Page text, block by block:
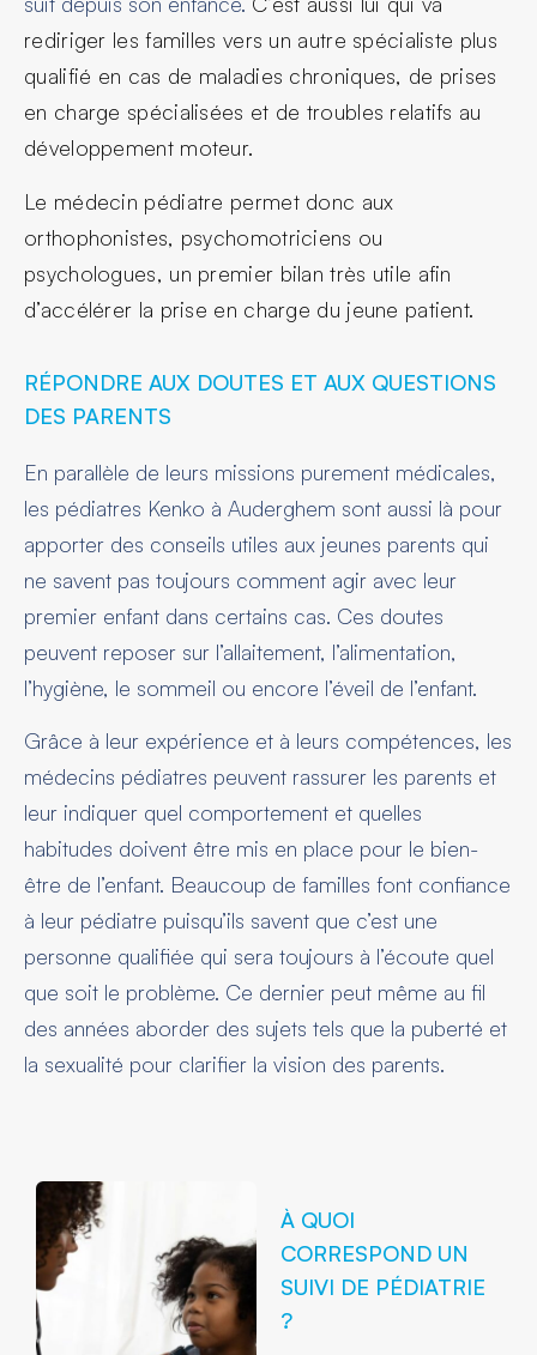
rediriger les familles vers un autre spécialiste plus
qualifié en cas de maladies chroniques, de prises
en charge spécialisées et de troubles relatifs au
développement moteur.
Le médecin pédiatre permet donc aux
orthophonistes, psychomotriciens ou
psychologues, un premier bilan très utile afin
d’accélérer la prise en charge du jeune patient.
RÉPONDRE AUX DOUTES ET AUX QUESTIONS
DES PARENTS
En parallèle de leurs missions purement médicales,
les pédiatres Kenko à Auderghem sont aussi là pour
apporter des conseils utiles aux jeunes parents qui
ne savent pas toujours comment agir avec leur
premier enfant dans certains cas. Ces doutes
peuvent reposer sur l’allaitement, l’alimentation,
l’hygiène, le sommeil ou encore l’éveil de l’enfant.
Grâce à leur expérience et à leurs compétences, les
médecins pédiatres peuvent rassurer les parents et
leur indiquer quel comportement et quelles
habitudes doivent être mis en place pour le bien-
être de l’enfant. Beaucoup de familles font confiance
à leur pédiatre puisqu’ils savent que c’est une
personne qualifiée qui sera toujours à l’écoute quel
que soit le problème. Ce dernier peut même au fil
des années aborder des sujets tels que la puberté et
la sexualité pour clarifier la vision des parents.
À QUOI
CORRESPOND UN
SUIVI DE PÉDIATRIE
?